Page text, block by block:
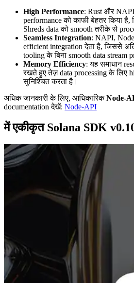
High Performance: Rust और
performance को काफी बेहतर किया है,
Shreds data को smooth तरीके से
Seamless Integration: NAPI,
efficient integration देता है, जिससे
tooling के बिना smooth data stream
Memory Efficiency: यह समाधान
रखते हुए तेज़ data processing के लिए
सुनिश्चित करता है।
अधिक जानकारी के लिए, आधिकारिकNode-
documentation देखें: Node-API
में एकीकृत Solana SDK